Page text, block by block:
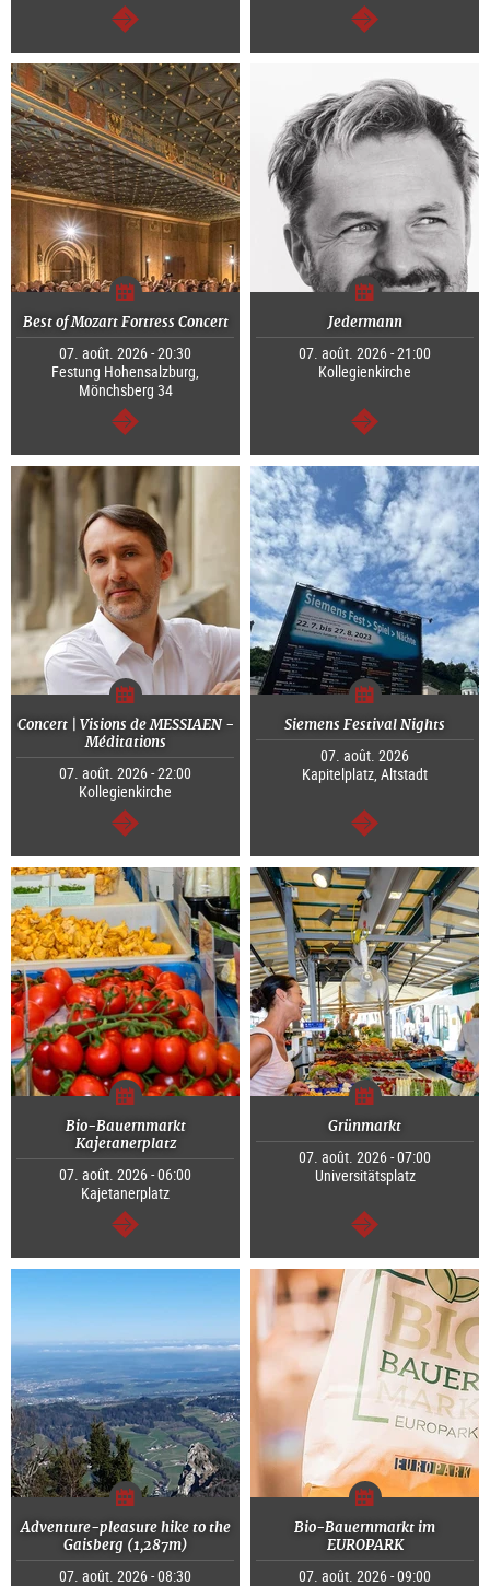
Continuer Continuer
Best of Mozart Fortress Concert
07. août. 2026 - 20:30
Festung Hohensalzburg,
Mönchsberg 34
Continuer
Jedermann
07. août. 2026 - 21:00
Kollegienkirche
Continuer
Concert | Visions de MESSIAEN -
Méditations
07. août. 2026 - 22:00
Kollegienkirche
Continuer
Siemens Festival Nights
07. août. 2026
Kapitelplatz, Altstadt
Continuer
Bio-Bauernmarkt
Kajetanerplatz
07. août. 2026 - 06:00
Kajetanerplatz
Continuer
Grünmarkt
07. août. 2026 - 07:00
Universitätsplatz
Continuer
Adventure-pleasure hike to the
Gaisberg (1,287m)
07. août. 2026 - 08:30
Bio-Bauernmarkt im
EUROPARK
07. août. 2026 - 09:00